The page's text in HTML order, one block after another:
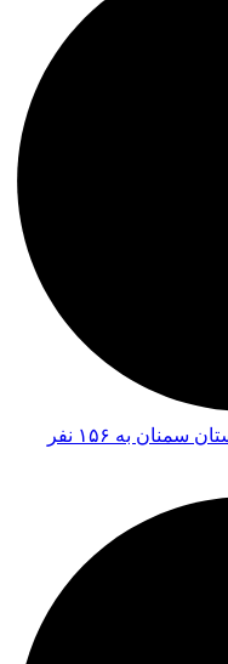
براری: تعداد نامزدهای انتخابات استان سمنان به ۱۵۶ نفر